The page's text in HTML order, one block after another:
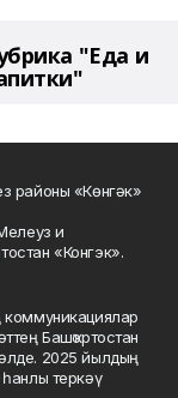
"Еда и
районы «Көнгәк»
и
«Конгэк».
Башҡортостан
2025 йылдың
теркәү